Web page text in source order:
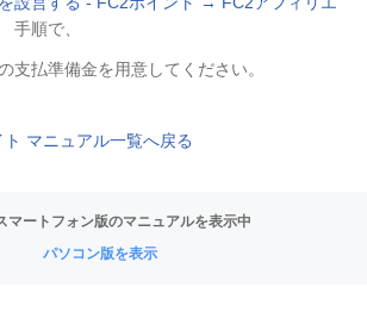
手順で、
支払準備金を用意してください。
マニュアル一覧へ戻る
マートフォン版のマニュアルを表示中
パソコン版を表示